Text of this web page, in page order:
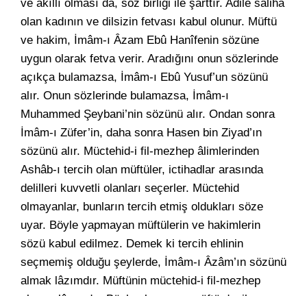
ve akıllı olması da, söz birliği ile şarttır. Adile sâliha
olan kadının ve dilsizin fetvası kabul olunur. Müftü
ve hakim, İmâm-ı Âzam Ebû Hanîfenin sözüne
uygun olarak fetva verir. Aradığını onun sözlerinde
açıkça bulamazsa, İmâm-ı Ebû Yusuf’un sözünü
alır. Onun sözlerinde bulamazsa, İmâm-ı
Muhammed Şeybani’nin sözünü alır. Ondan sonra
İmâm-ı Züfer’in, daha sonra Hasen bin Ziyad’ın
sözünü alır. Müctehid-i fil-mezhep âlimlerinden
Ashâb-ı tercih olan müftüler, ictihadlar arasında
delilleri kuvvetli olanları seçerler. Müctehid
olmayanlar, bunların tercih etmiş oldukları söze
uyar. Böyle yapmayan müftülerin ve hakimlerin
sözü kabul edilmez. Demek ki tercih ehlinin
seçmemiş olduğu şeylerde, İmâm-ı Âzâm’ın sözünü
almak lâzımdır. Müftünin müctehid-i fil-mezhep